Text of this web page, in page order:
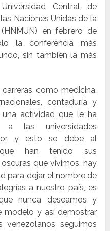
Central de
Naciones Unidas de la
en febrero de
la conferencia más
sin también la más
como medicina,
contaduría y
actividad que le ha
las universidades
y esto se debe al
que han tenido sus
que vivimos, hay
para dejar el nombre de
a nuestro país, es
nunca deseamos y
modelo y así demostrar
seguimos